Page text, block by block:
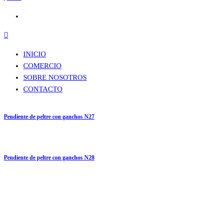
INICIO
COMERCIO
SOBRE NOSOTROS
CONTACTO
Pendiente de peltre con ganchos N27
Pendiente de peltre con ganchos N28